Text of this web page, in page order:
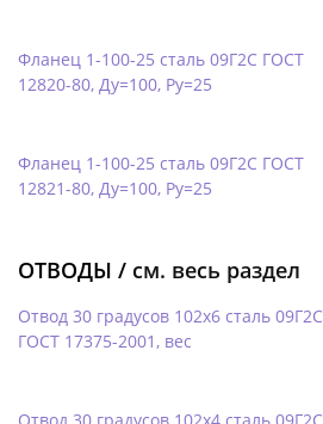
Фланец 1-100-25 сталь 09Г2С ГОСТ
12820-80, Ду=100, Ру=25
Фланец 1-100-25 сталь 09Г2С ГОСТ
12821-80, Ду=100, Ру=25
ОТВОДЫ / см. весь раздел
Отвод 30 градусов 102х6 сталь 09Г2С
ГОСТ 17375-2001, вес